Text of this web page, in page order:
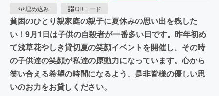
埋め込み
QRコード
貧困のひとり親家庭の親子に夏休みの思い出を残した
い！9月1日は子供の自殺者が一番多い日です。昨年初め
て浅草花やしき貸切夏の笑顔イベントを開催し、その時
の子供達の笑顔が私達の原動力になっています。心から
笑い合える希望の時間になるよう、是非皆様の優しい思
いのお力をお貸しください。